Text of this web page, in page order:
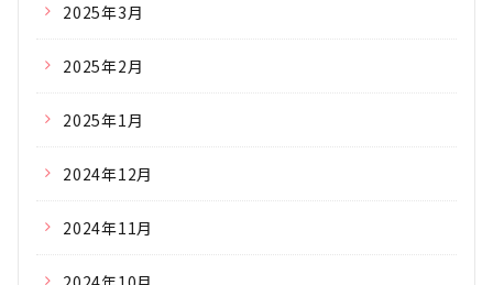
2025年3月
2025年2月
2025年1月
2024年12月
2024年11月